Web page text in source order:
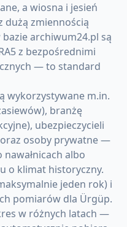
a wiosna i jesień
dużą zmiennością
archiwum24.pl są
z bezpośrednimi
— to standard
wykorzystywane m.in.
branżę
ubezpieczycieli
osoby prywatne —
albo
o klimat historyczny.
jeden rok) i
pomiarów dla Ürgüp.
w różnych latach —